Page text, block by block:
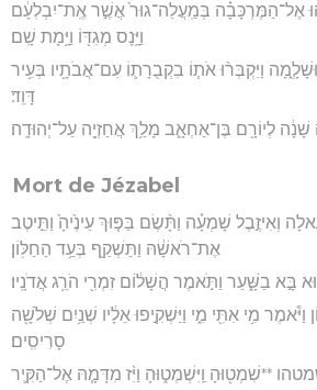
אֶל־הַמֶּרְכָּבָ֗ה בְּמַֽעֲלֵה־גוּר֙ אֲשֶׁ֣ר אֶֽת־יִבְלְעָ֔ם
וַיָּ֥נָס מְגִדּ֖וֹ וַיָּ֥מָת שָֽׁם׃
וַיִּקְבְּר֨וּ אֹת֧וֹ בִקְבֻרָת֛וֹ עִם־אֲבֹתָ֖יו בְּעִ֥יר
דָּוִֽד׃
לְיוֹרָ֖ם בֶּן־אַחְאָ֑ב מָלַ֥ךְ אֲחַזְיָ֖ה עַל־יְהוּדָֽה׃
Mort de Jézabel
וְאִיזֶ֣בֶל שָׁמְעָ֗ה וַתָּ֨שֶׂם בַּפּ֤וּךְ עֵינֶ֙יהָ֙ וַתֵּ֣יטֶב
אֶת־רֹאשָׁ֔הּ וַתַּשְׁקֵ֖ף בְּעַ֥ד הַחַלּֽוֹן׃
בָּ֣א בַשָּׁ֑עַר וַתֹּ֣אמֶר הֲשָׁל֔וֹם זִמְרִ֖י הֹרֵ֥ג אֲדֹנָֽיו׃
וַיֹּ֕אמֶר מִ֥י אִתִּ֖י מִ֑י וַיַּשְׁקִ֣יפוּ אֵלָ֔יו שְׁנַ֥יִם שְׁלֹשָׁ֖ה
סָרִיסִֽים׃
**שִׁמְט֖וּהָ וַֽיִּשְׁמְט֑וּהָ וַיִּ֨ז מִדָּמָ֧הּ אֶל־הַקִּ֛יר